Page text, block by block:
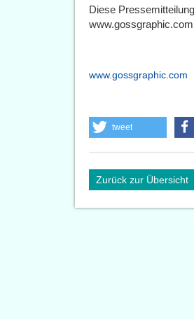
Diese
www.gossgraphic.com
www.gossgraphic.com
tweet
Zurück zur Übersicht